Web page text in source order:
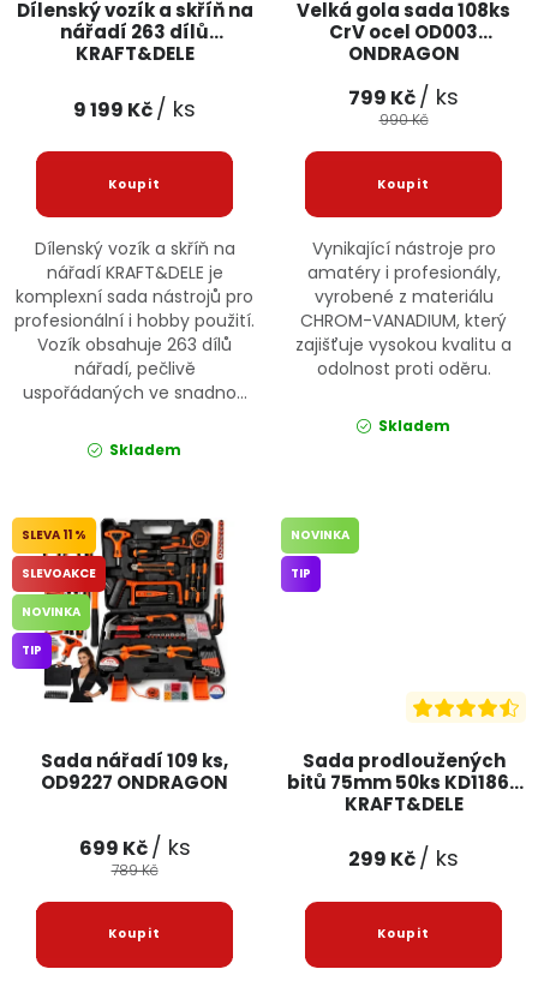
Dílenský vozík a skříň na
nářadí 263 dílů
KRAFT&DELE
9 199 Kč/ ks
Dílenský vozík a skříň na
nářadí KRAFT&DELE je
komplexní sada nástrojů pro
profesionální i hobby použití.
Vozík obsahuje 263 dílů
nářadí, pečlivě
uspořádaných ve snadno...
Skladem
Velká gola sada 108ks
CrV ocel OD003
ONDRAGON
799 Kč/ ks
990 Kč
Vynikající nástroje pro
amatéry i profesionály,
vyrobené z materiálu
CHROM-VANADIUM, který
zajišťuje vysokou kvalitu a
odolnost proti oděru.
Skladem
Sada nářadí 109 ks,
OD9227 ONDRAGON
11 %
SLEVOAKCE
NOVINKA
TIP
699 Kč/ ks
789 Kč
Sada prodloužených
bitů 75mm 50ks KD11865
KRAFT&DELE
NOVINKA
TIP
299 Kč/ ks